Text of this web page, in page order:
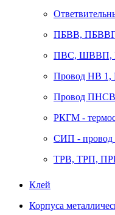
ПБВВ,
ПВС, ШВВП,
Провод НВ
Провод ПНСВ
РКГМ -
СИП - провод
ТРВ, ТРП,
Клей
Корпуса